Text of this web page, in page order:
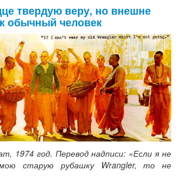
твердую веру, но внешне
обычный человек
1974 год. Перевод надписи: «Если я не
старую рубашку Wrangler, то не